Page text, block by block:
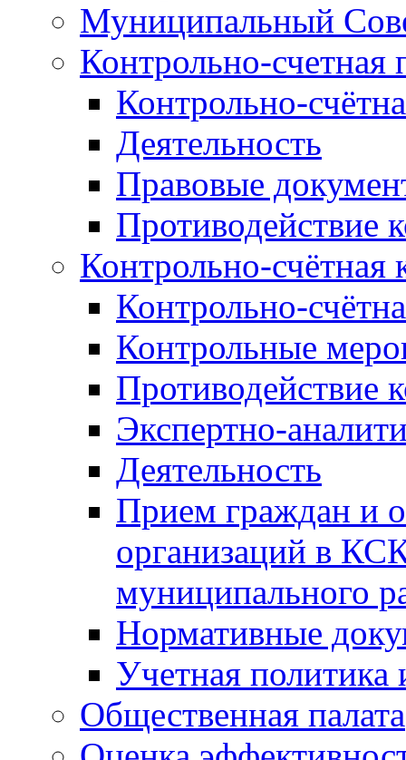
Муниципальный
Контрольно-счетная
Контрольно-
Деятельность
Правовые
Противодействие
Контрольно-счётная
Контрольно-
Контрольные
Противодействие
Экспертно-
Деятельность
Прием граждан и
организаций в
муниципального
Нормативные
Учетная политика
Общественная палата